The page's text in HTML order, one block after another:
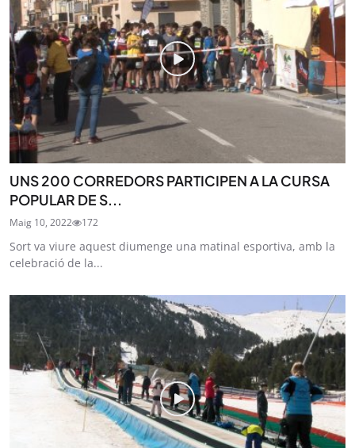
UNS 200 CORREDORS PARTICIPEN A LA CURSA
POPULAR DE S...
Maig 10, 2022 172
Sort va viure aquest diumenge una matinal esportiva, amb la
celebració de la...